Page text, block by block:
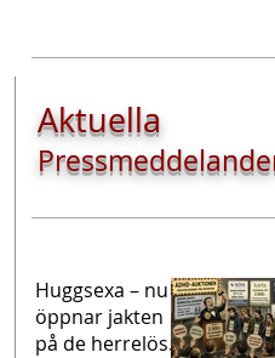
Aktuella
Huggsexa – nu
öppnar jakten
på de herrelösa